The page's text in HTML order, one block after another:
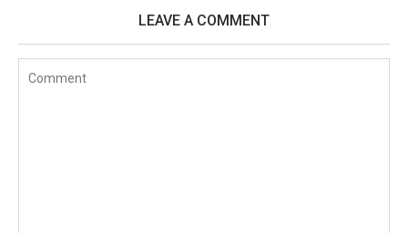
LEAVE A COMMENT